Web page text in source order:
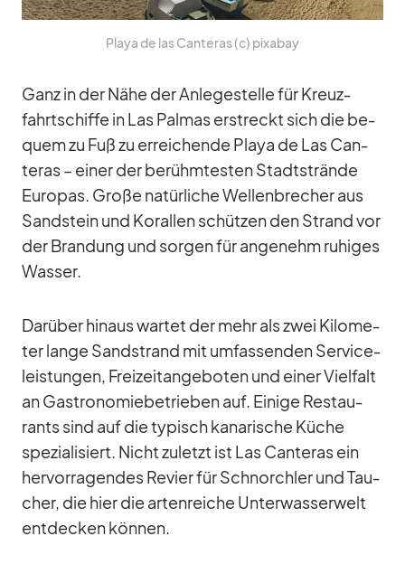
Playa de las Can­te­ras (c) pix­a­bay
Ganz in der Nähe der An­le­ge­stelle für Kreuz­
fahrt­schiffe in Las Pal­mas er­streckt sich die be­
quem zu Fuß zu er­rei­chende Playa de Las Can­
te­ras – ei­ner der be­rühm­tes­ten Stadt­strände
Eu­ro­pas. Große na­tür­li­che Wel­len­bre­cher aus
Sand­stein und Ko­ral­len schüt­zen den Strand vor
der Bran­dung und sor­gen für an­ge­nehm ru­hi­ges
Was­ser.
Dar­über hin­aus war­tet der mehr als zwei Ki­lo­me­
ter lange Sand­strand mit um­fas­sen­den Ser­vice­
leis­tun­gen, Frei­zeit­an­ge­bo­ten und ei­ner Viel­falt
an Gas­tro­no­mie­be­trie­ben auf. Ei­nige Re­stau­
rants sind auf die ty­pisch ka­na­ri­sche Kü­che
spe­zia­li­siert. Nicht zu­letzt ist Las Can­te­ras ein
her­vor­ra­gen­des Re­vier für Schnorch­ler und Tau­
cher, die hier die ar­ten­rei­che Un­ter­was­ser­welt
ent­de­cken kön­nen.